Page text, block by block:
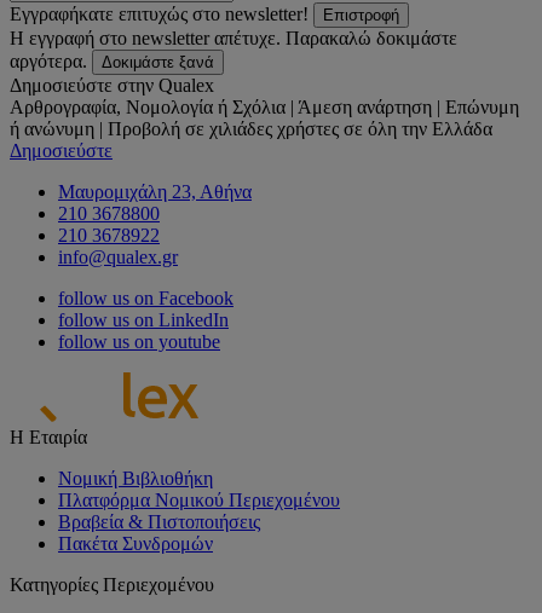
Εγγραφήκατε επιτυχώς στο newsletter!
Επιστροφή
Η εγγραφή στο newsletter απέτυχε. Παρακαλώ δοκιμάστε
αργότερα.
Δοκιμάστε ξανά
Δημοσιεύστε στην Qualex
Αρθρογραφία, Νομολογία ή Σχόλια | Άμεση ανάρτηση | Επώνυμη
ή ανώνυμη | Προβολή σε χιλιάδες χρήστες σε όλη την Ελλάδα
Δημοσιεύστε
Μαυρομιχάλη 23, Αθήνα
210 3678800
210 3678922
info@qualex.gr
follow us on Facebook
follow us on LinkedIn
follow us on youtube
Η Εταιρία
Νομική Βιβλιοθήκη
Πλατφόρμα Νομικού Περιεχομένου
Βραβεία & Πιστοποιήσεις
Πακέτα Συνδρομών
Κατηγορίες Περιεχομένου